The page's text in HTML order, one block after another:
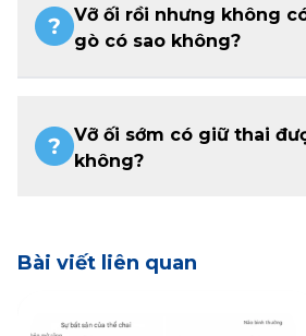
Vỡ ối rồi nhưng không
gò có sao không?
Vỡ ối sớm có giữ thai
không?
Bài viết liên quan